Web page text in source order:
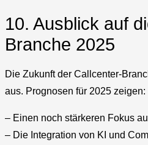
10. Ausblick auf
Branche 2025
Die Zukunft der Callcenter-
aus. Prognosen für 2025 zeigen:
– Einen noch stärkeren Fokus
– Die Integration von KI und